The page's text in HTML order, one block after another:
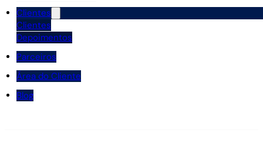
Clientes
Clientes
Depoimentos
Parceiros
Área do Cliente
Blog